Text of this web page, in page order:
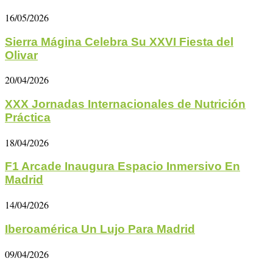
16/05/2026
Sierra Mágina Celebra Su XXVI Fiesta del
Olivar
20/04/2026
XXX Jornadas Internacionales de Nutrición
Práctica
18/04/2026
F1 Arcade Inaugura Espacio Inmersivo En
Madrid
14/04/2026
Iberoamérica Un Lujo Para Madrid
09/04/2026